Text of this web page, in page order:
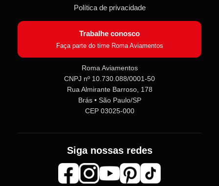
Roma Aviamentos
Aviamentos!
Fale com a gente pelo SAC para tirar
dúvidas sobre pedidos e produtos,
ou entre no nossoGrupo VIP
receba em primeira mão
promoções, lançamentos e
Política de privacidade
Trabalhe conosco
Faça parte do time Roma Aviamentos
Roma Aviamentos
CNPJ nº 10.730.088/0001-50
Rua Almirante Barroso, 178
Brás • São Paulo/SP
CEP 03025-000
Siga nossas redes